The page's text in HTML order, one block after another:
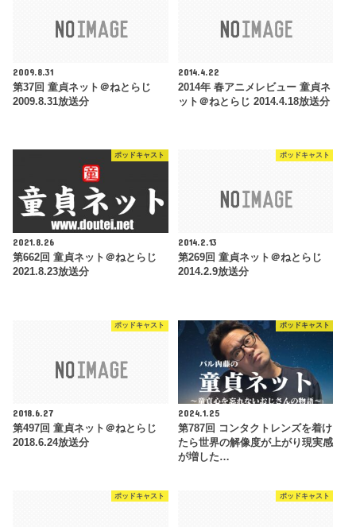
2009.8.31
第37回 童貞ネット＠ねとらじ
2009.8.31放送分
2014.4.22
2014年 春アニメレビュー 童貞ネ
ット＠ねとらじ 2014.4.18放送分
ポッドキャスト
2021.8.26
第662回 童貞ネット＠ねとらじ
2021.8.23放送分
ポッドキャスト
2014.2.13
第269回 童貞ネット＠ねとらじ
2014.2.9放送分
ポッドキャスト
2018.6.27
第497回 童貞ネット＠ねとらじ
2018.6.24放送分
ポッドキャスト
2024.1.25
第787回 コンタクトレンズを着け
たら世界の解像度が上がり現実感
が増した…
ポッドキャスト ポッドキャスト